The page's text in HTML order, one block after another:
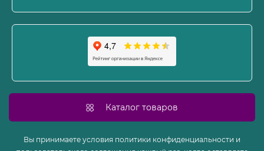
Карта сайта
Производители
Каталог товаров
Вы принимаете условия политики конфиденциальности и